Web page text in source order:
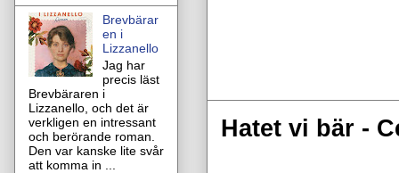
Hatet vi bär -
Brevbärar
en i
Lizzanello
Jag har
precis läst
Brevbäraren i
Lizzanello, och det är
verkligen en intressant
och berörande roman.
Den var kanske lite svår
att komma in ...